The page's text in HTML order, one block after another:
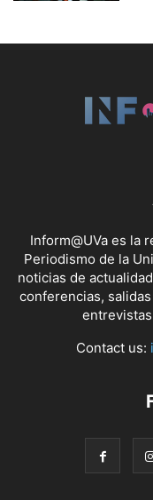
Inform@UVa es la
Periodismo de la
noticias de
conferencias,
Contact us: